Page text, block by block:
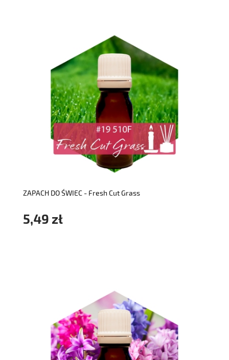
ZAPACH DO ŚWIEC - Fresh Cut Grass
5,49 zł
do koszyka